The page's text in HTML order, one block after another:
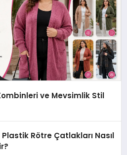
ve Mevsimlik Stil
Rötre Çatlakları Nasıl